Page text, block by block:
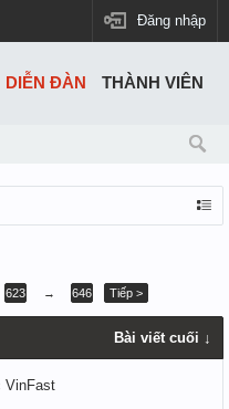
Đăng nhập
623 → 646 Tiếp >
Bài viết cuối ↓
VinFast
DIỄN ĐÀN THÀNH VIÊN